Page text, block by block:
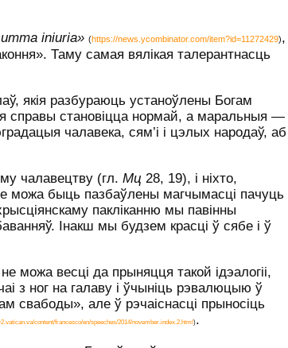
iniuria» (https://news.ycombinator.com/item?id=11272429),
Таму самая вялікая талерантнасць
якія разбураюць устаноўлены Богам
справы становіцца нормай, а маральныя —
чалавека, сям’і і цэлых народаў, аб
чалавецтву (гл. Мц 28, 19), і ніхто,
можа быць пазбаўлены магчымасці пачуць
пакліканню мы павінны
Інакш мы будзем красці ў сябе і ў
можа весці да прыняцця такой ідэалогіі,
з ног на галаву і ўчыніць рэвалюцыю ў
свабоды», але ў рэчаіснасці прыносіць
content/francesco/en/speeches/2014/november.index.2.html ).